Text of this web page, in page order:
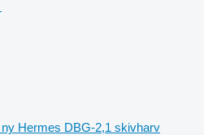
ny Hermes DBG-2,1 skivharv